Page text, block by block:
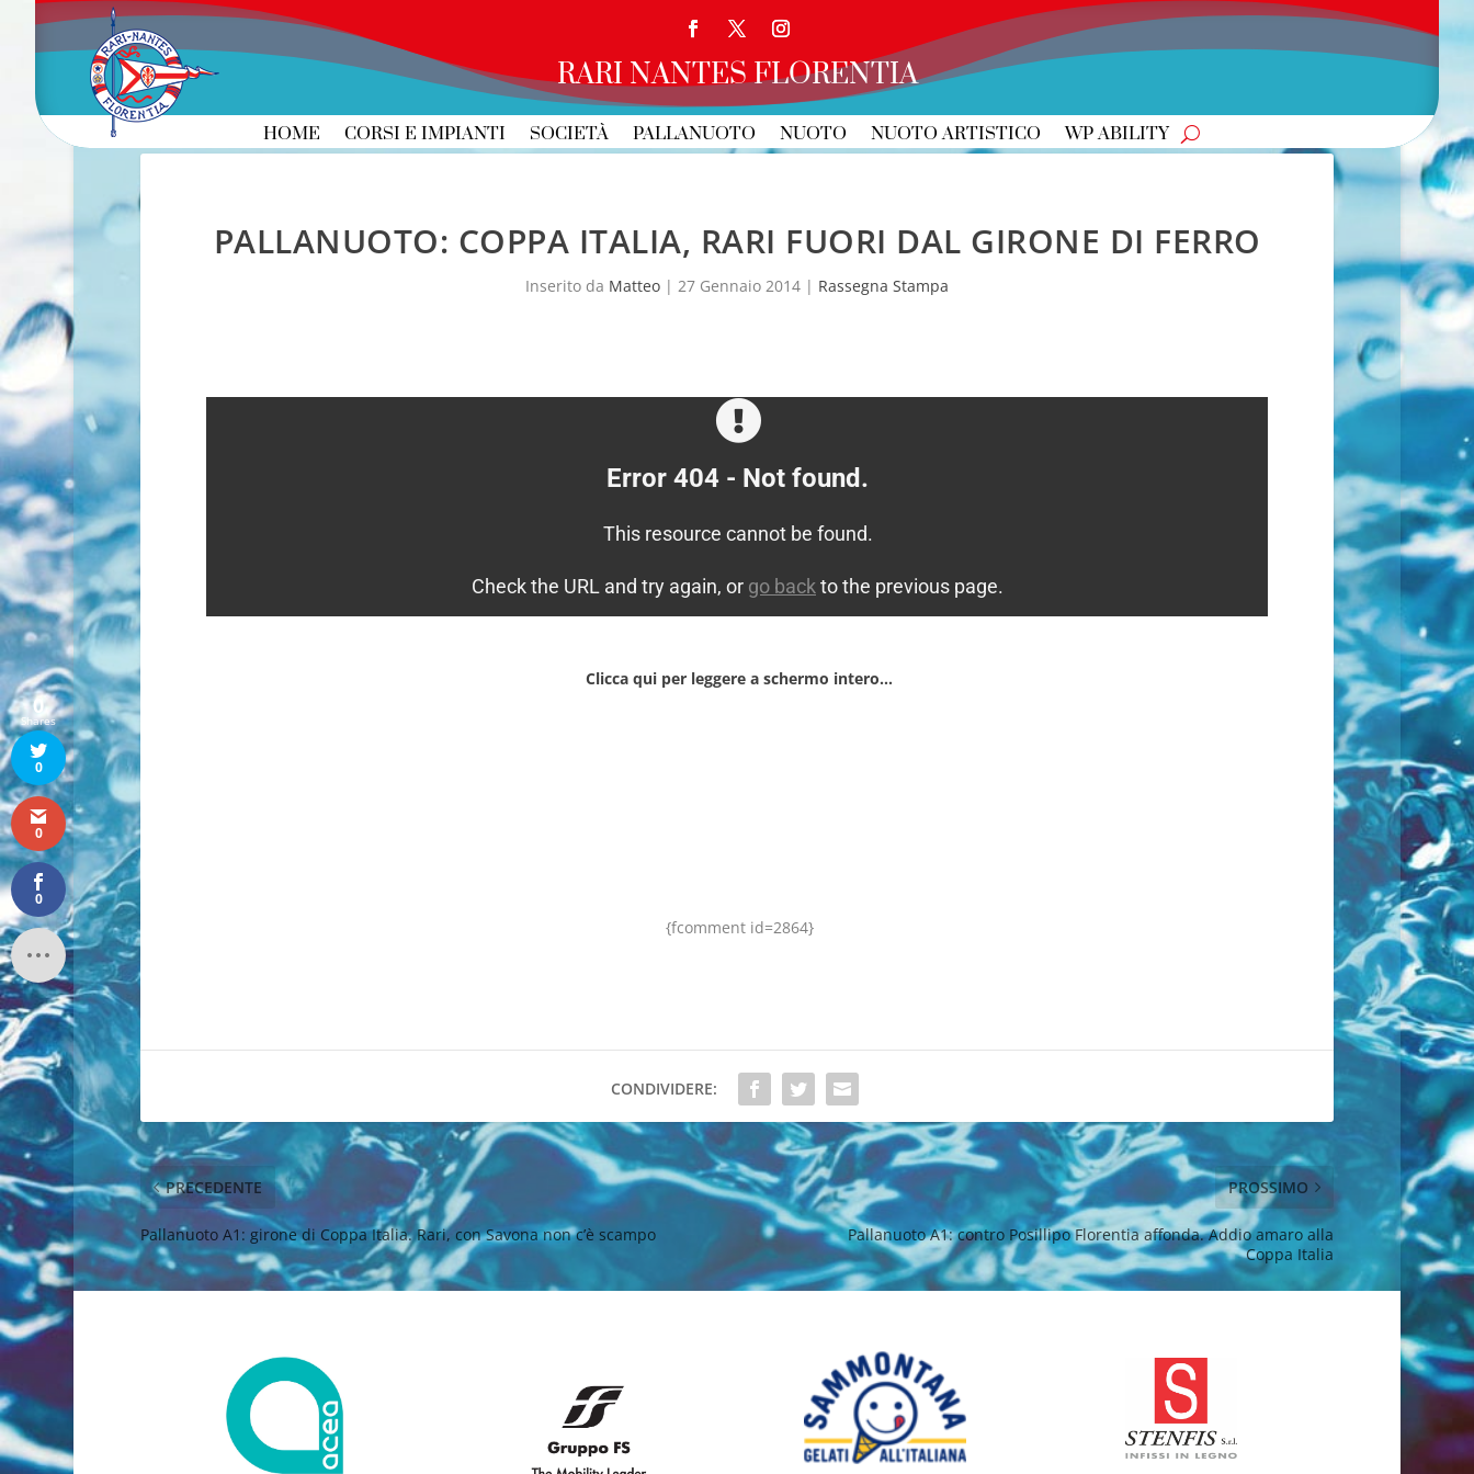
RARI NANTES FLORENTIA
HOME CORSI E IMPIANTI SOCIETÀ PALLANUOTO NUOTO NUOTO ARTISTICO WP ABILITY
PALLANUOTO: COPPA ITALIA, RARI FUORI DAL GIRONE DI FERRO
Inserito da Matteo | 27 Gennaio 2014 | Rassegna Stampa
Clicca qui per leggere a schermo intero…
{fcomment id=2864}
CONDIVIDERE:
PRECEDENTE
Pallanuoto A1: girone di Coppa Italia. Rari, con Savona non c’è scampo
PROSSIMO
Pallanuoto A1: contro Posillipo Florentia affonda. Addio amaro alla
Coppa Italia
0
Shares
0
0
0